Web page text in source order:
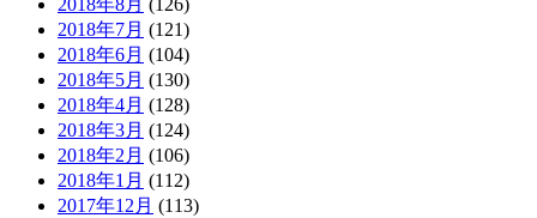
2018年8月 (126)
2018年7月 (121)
2018年6月 (104)
2018年5月 (130)
2018年4月 (128)
2018年3月 (124)
2018年2月 (106)
2018年1月 (112)
2017年12月 (113)